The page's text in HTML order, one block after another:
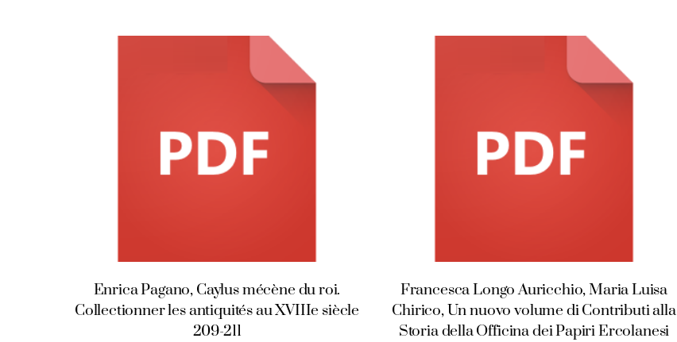
Enrica Pagano, Caylus mécène du roi.
Collectionner les antiquités au XVIIIe siècle
209-211
Francesca Longo Auricchio, Maria Luisa
Chirico, Un nuovo volume di Contributi alla
Storia della Officina dei Papiri Ercolanesi